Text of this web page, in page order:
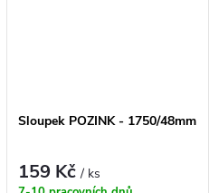
Sloupek POZINK - 1750/48mm
159 Kč/ ks